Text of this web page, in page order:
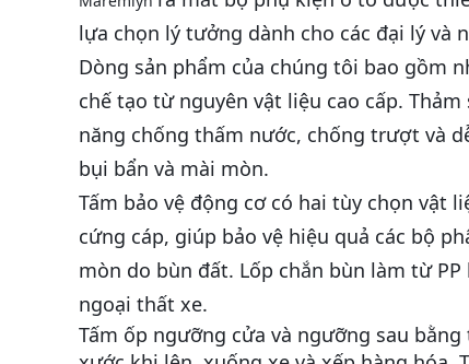
lựa chọn lý tưởng dành cho các đại lý và
Dòng sản phẩm của chúng tôi bao gồm
chế tạo từ nguyên vật liệu cao cấp.
năng chống thấm nước, chống trượt và
bụi bẩn và mài mòn.
Tấm bảo vệ động cơ có hai tùy chọn vật
cứng cáp, giúp bảo vệ hiệu quả các bộ
mòn do bùn đất. Lốp chắn bùn làm từ
ngoại thất xe.
Tấm ốp ngưỡng cửa và ngưỡng sau